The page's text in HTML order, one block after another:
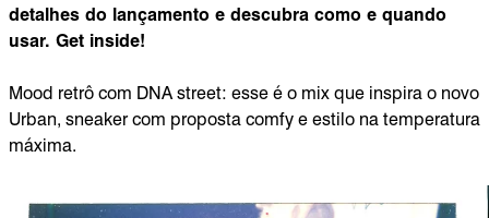
detalhes do lançamento e descubra como e quando
usar. Get inside!
Mood retrô com DNA street: esse é o mix que inspira o novo
Urban, sneaker com proposta comfy e estilo na temperatura
máxima.